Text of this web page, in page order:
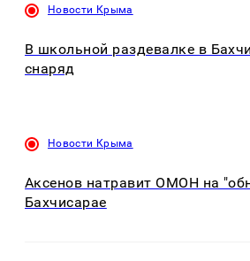
Новости Крыма
В школьной раздевалке в
снаряд
Новости Крыма
Аксенов натравит ОМОН на
Бахчисарае